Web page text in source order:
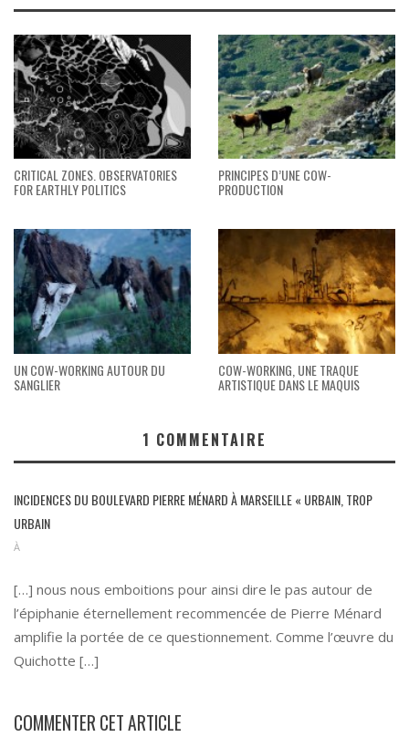
CRITICAL ZONES. OBSERVATORIES
FOR EARTHLY POLITICS
PRINCIPES D’UNE COW-
PRODUCTION
UN COW-WORKING AUTOUR DU
SANGLIER
COW-WORKING, UNE TRAQUE
ARTISTIQUE DANS LE MAQUIS
1 COMMENTAIRE
INCIDENCES DU BOULEVARD PIERRE MÉNARD À MARSEILLE « URBAIN, TROP
URBAIN
À
[…] nous nous emboitions pour ainsi dire le pas autour de
l’épiphanie éternellement recommencée de Pierre Ménard
amplifie la portée de ce questionnement. Comme l’œuvre du
Quichotte […]
COMMENTER CET ARTICLE